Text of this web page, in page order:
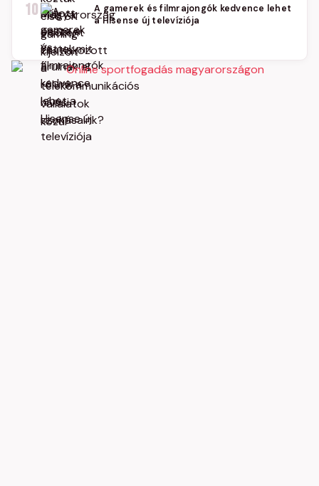
10
A gamerek és filmrajongók kedvence lehet
a Hisense új televíziója